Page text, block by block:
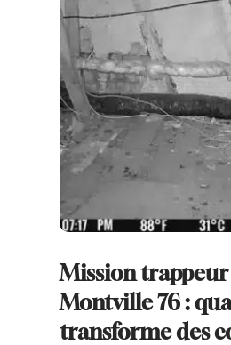
Mission trappeur
Montville 76 :
transforme des